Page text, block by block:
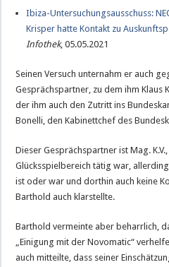
Ibiza-Untersuchungsausschuss:
Krisper hatte Kontakt zu
Infothek, 05.05.2021
Seinen Versuch unternahm er auch
Gesprächspartner, zu dem ihm Klaus
der ihm auch den Zutritt ins
Bonelli, den Kabinettchef des
Dieser Gesprächspartner ist Mag.
Glücksspielbereich tätig war,
ist oder war und dorthin auch keine
Barthold auch klarstellte.
Barthold vermeinte aber beharrlich,
„Einigung mit der Novomatic“
auch mitteilte, dass seiner